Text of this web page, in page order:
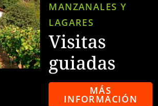
MANZANALES Y
LAGARES
Visitas
guiadas
MÁS
INFORMACIÓN